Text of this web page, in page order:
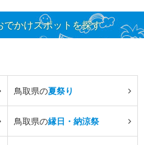
かけスポットを探す
鳥取県の夏祭り
鳥取県の縁日・納涼祭